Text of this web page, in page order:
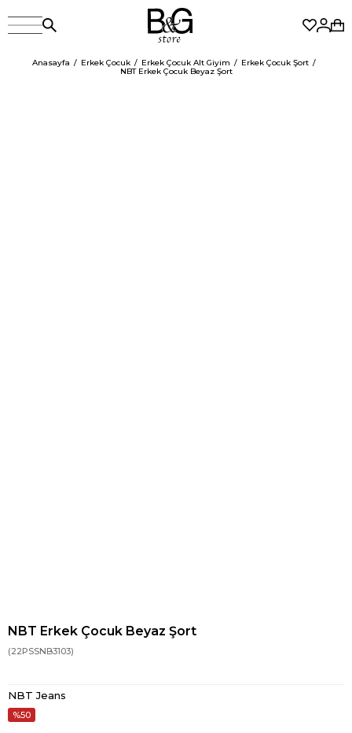
Anasayfa Erkek Çocuk Erkek Çocuk Alt Giyim
Erkek Çocuk Şort
NBT Erkek Çocuk Beyaz Şort
NBT Erkek Çocuk Beyaz Şort
(22PSSNB3103)
NBT Jeans
50